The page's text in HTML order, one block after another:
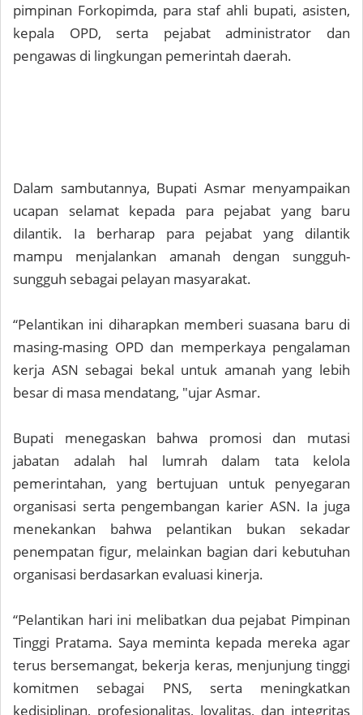
pimpinan Forkopimda, para staf ahli bupati, asisten,
kepala OPD, serta pejabat administrator dan
pengawas di lingkungan pemerintah daerah.
Dalam sambutannya, Bupati Asmar menyampaikan
ucapan selamat kepada para pejabat yang baru
dilantik. Ia berharap para pejabat yang dilantik
mampu menjalankan amanah dengan sungguh-
sungguh sebagai pelayan masyarakat.
“Pelantikan ini diharapkan memberi suasana baru di
masing-masing OPD dan memperkaya pengalaman
kerja ASN sebagai bekal untuk amanah yang lebih
besar di masa mendatang, "ujar Asmar.
Bupati menegaskan bahwa promosi dan mutasi
jabatan adalah hal lumrah dalam tata kelola
pemerintahan, yang bertujuan untuk penyegaran
organisasi serta pengembangan karier ASN. Ia juga
menekankan bahwa pelantikan bukan sekadar
penempatan figur, melainkan bagian dari kebutuhan
organisasi berdasarkan evaluasi kinerja.
“Pelantikan hari ini melibatkan dua pejabat Pimpinan
Tinggi Pratama. Saya meminta kepada mereka agar
terus bersemangat, bekerja keras, menjunjung tinggi
komitmen sebagai PNS, serta meningkatkan
kedisiplinan, profesionalitas, loyalitas, dan integritas